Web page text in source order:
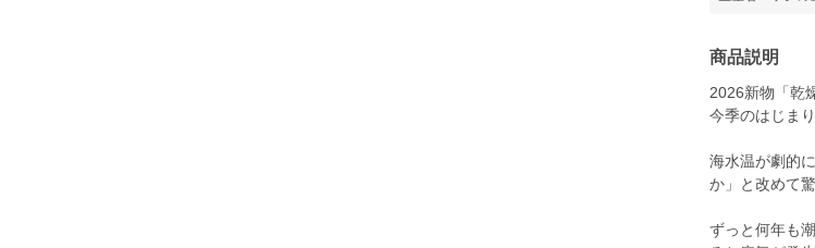
商品説明
2026新物「乾
今季のはじま
海水温が劇的
か」と改めて
ずっと何年も